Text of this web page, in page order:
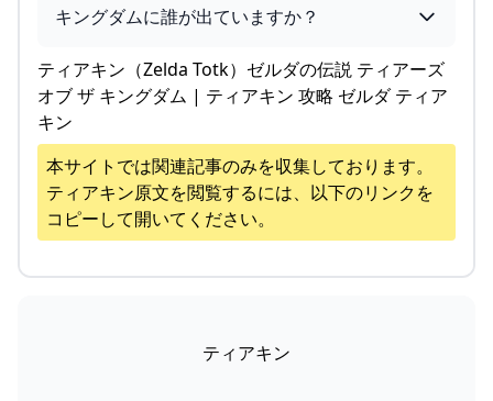
キングダムに誰が出ていますか？
ティアキン（Zelda Totk）ゼルダの伝説 ティアーズ
オブ ザ キングダム | ティアキン 攻略 ゼルダ ティア
キン
本サイトでは関連記事のみを収集しております。
ティアキン原文を閲覧するには、以下のリンクを
コピーして開いてください。
ティアキン